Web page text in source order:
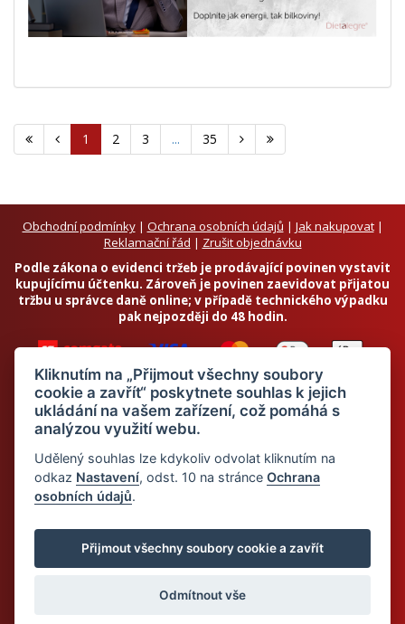
1 2 3 ... 35
Obchodní podmínky| Ochrana osobních údajů | Jak nakupovat|
Reklamační řád | Zrušit objednávku
Podle zákona o evidenci tržeb je prodávající povinen vystavit
kupujícímu účtenku. Zároveň je povinen zaevidovat přijatou
tržbu u správce daně online; v případě technického výpadku
pak nejpozději do 48 hodin.
Chci odebírat newsletter
© 2026 Dietalegre - bílkovinná dieta pro zdravé hubnutí
Kliknutím na „Přijmout všechny soubory
cookie a zavřít“ poskytnete souhlas k jejich
ukládání na vašem zařízení, což pomáhá s
analýzou využití webu.
Udělený souhlas lze kdykoliv odvolat kliknutím na
odkaz Nastavení, odst. 10 na stránceOchrana
osobních údajů.
Přijmout všechny soubory cookie a zavřít
Odmítnout vše